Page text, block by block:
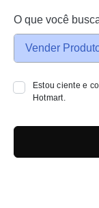
O que você
Vender
Estou ciente e
Hotmart.